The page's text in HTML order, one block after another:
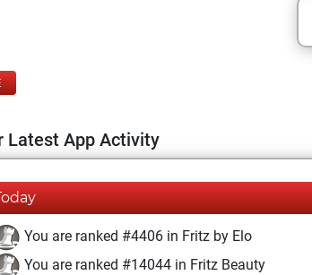
Latest App Activity
You are ranked #4406 in Fritz by Elo
You are ranked #14044 in Fritz Beauty